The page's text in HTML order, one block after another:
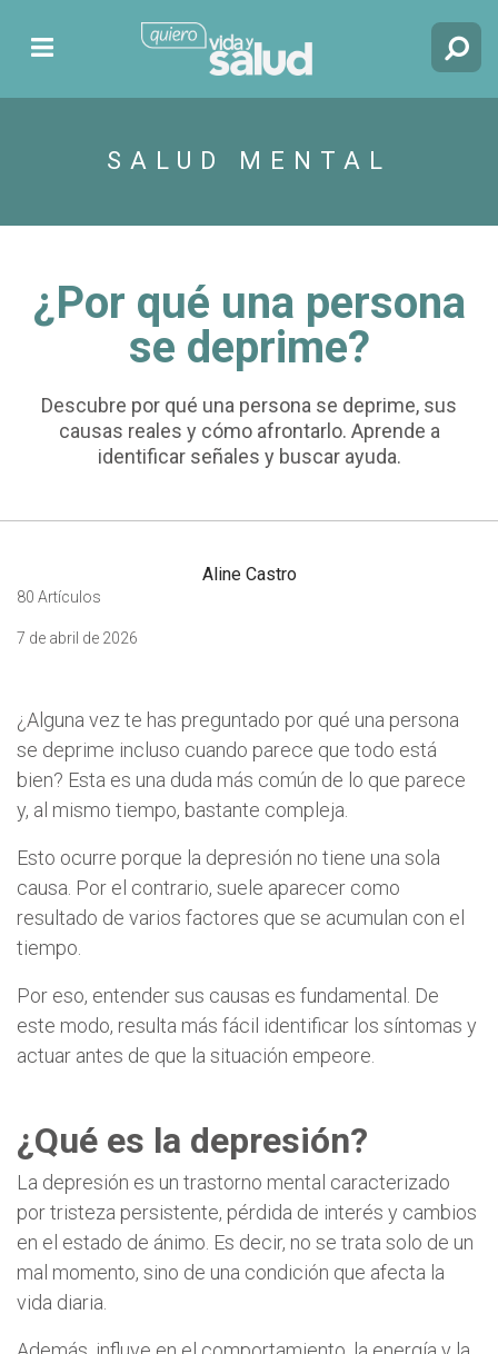
SALUD MENTAL
¿Por qué una persona
se deprime?
Descubre por qué una persona se deprime, sus
causas reales y cómo afrontarlo. Aprende a
identificar señales y buscar ayuda.
Aline Castro
80 Artículos
7 de abril de 2026
¿Alguna vez te has preguntado por qué una persona
se deprime incluso cuando parece que todo está
bien? Esta es una duda más común de lo que parece
y, al mismo tiempo, bastante compleja.
Esto ocurre porque la depresión no tiene una sola
causa. Por el contrario, suele aparecer como
resultado de varios factores que se acumulan con el
tiempo.
Por eso, entender sus causas es fundamental. De
este modo, resulta más fácil identificar los síntomas y
actuar antes de que la situación empeore.
¿Qué es la depresión?
La depresión es un trastorno mental caracterizado
por tristeza persistente, pérdida de interés y cambios
en el estado de ánimo. Es decir, no se trata solo de un
mal momento, sino de una condición que afecta la
vida diaria.